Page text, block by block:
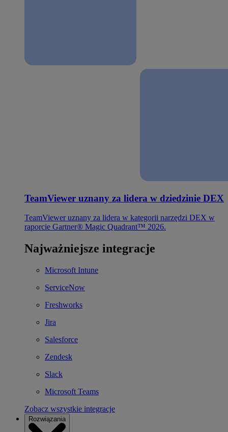
TeamViewer uznany za lidera w dziedzinie DEX
TeamViewer uznany za lidera w kategorii narzędzi DEX w
raporcie Gartner® Magic Quadrant™ 2026.
Najważniejsze integracje
Microsoft Intune
ServiceNow
Freshworks
Jira
Salesforce
Zendesk
Slack
Microsoft Teams
Zobacz wszystkie integracje
Rozwiązania